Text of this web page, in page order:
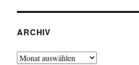
ARCHIV
Archiv